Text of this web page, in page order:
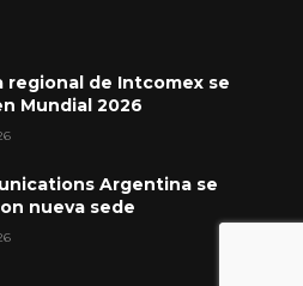
regional de Intcomex se
Mundial 2026
Argentina se
nueva sede